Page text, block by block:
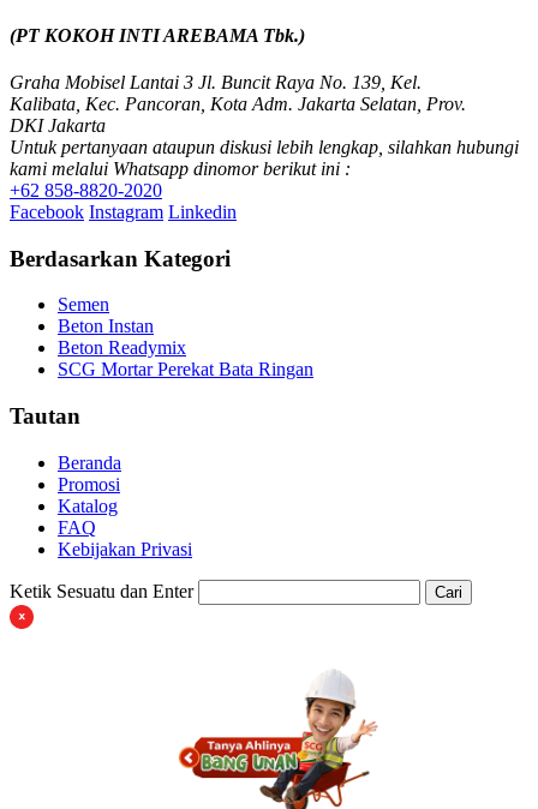
(PT KOKOH INTI AREBAMA Tbk.)
Graha Mobisel Lantai 3 Jl. Buncit Raya No. 139, Kel.
Kalibata, Kec. Pancoran, Kota Adm. Jakarta Selatan, Prov.
DKI Jakarta
Untuk pertanyaan ataupun diskusi lebih lengkap, silahkan hubungi
kami melalui Whatsapp dinomor berikut ini :
+62 858-8820-2020
Facebook Instagram Linkedin
Berdasarkan Kategori
Semen
Beton Instan
Beton Readymix
SCG Mortar Perekat Bata Ringan
Tautan
Beranda
Promosi
Katalog
FAQ
Kebijakan Privasi
Ketik Sesuatu dan Enter Cari